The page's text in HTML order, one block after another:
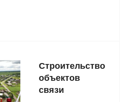
Строительство
объектов
связи